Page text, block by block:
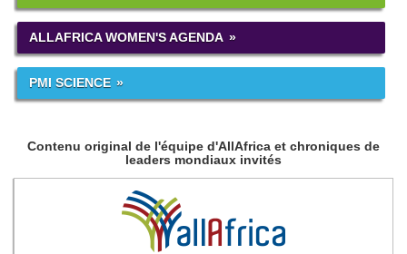
ALLAFRICA WOMEN'S AGENDA
PMI SCIENCE
Contenu original de l'équipe d'AllAfrica et chroniques de
leaders mondiaux invités